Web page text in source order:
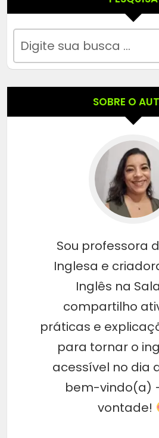
SOBRE O
Sou professora
Inglesa e
Inglês na
compartilho
práticas e
para tornar o
acessível no dia
bem-vindo(a)
vontade!